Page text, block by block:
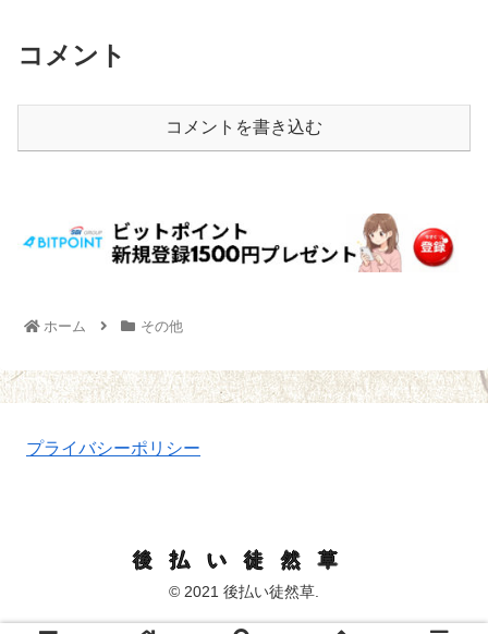
コメント
コメントを書き込む
ホーム その他
プライバシーポリシー
後払い徒然草
© 2021 後払い徒然草.